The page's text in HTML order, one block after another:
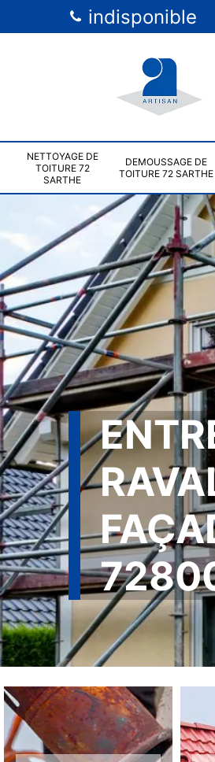
indisponible
NETTOYAGE DE
TOITURE 72
SARTHE
DEMOUSSAGE DE
TOITURE 72 SARTHE